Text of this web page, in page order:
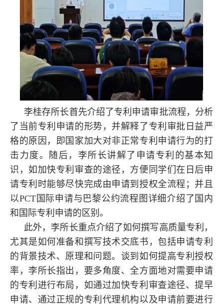
李桂存所长首先介绍了专利申请审批流程，分析
了当前专利申请的形势，并解释了专利审批日益严
格的原因，即国家加大对非正常专利申请行为的打
击力度。随后，李所长讲解了申请专利的基本知
识，如加快专利审查的途径，方便同学们在日后申
请专利时能够尽快完成由申请到授权全流程；并且
以PCT国际申请与巴黎公约流程图详细介绍了国内
和国际专利申请的区别。
此外，李所长重点介绍了如何撰写高质量专利，
尤其是如何准备和撰写技术交底书，包括申请专利
的背景技术、原理和问题。谈到如何提高专利授权
率，李所长指出，要多角度、全方面地对需要申请
的专利进行布局，如通过加快专利审查途径、提早
申请、通过正规的专利代理机构以及申请前要进行